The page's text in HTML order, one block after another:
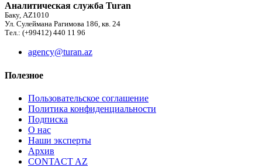
Аналитическая служба Turan
Баку, AZ1010
Ул. Сулеймана Рагимова 186, кв. 24
Тел.: (+99412) 440 11 96
agency@turan.az
Полезное
Пользовательское соглашение
Политика конфиденциальности
Подписка
О нас
Наши эксперты
Архив
CONTACT AZ